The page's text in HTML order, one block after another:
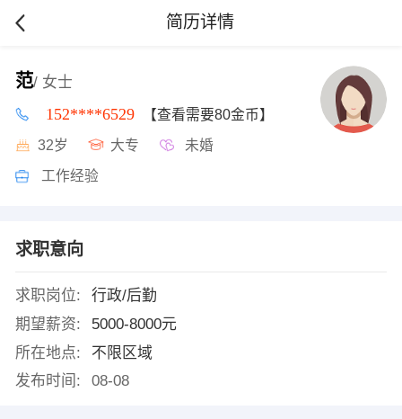
简历详情
范/ 女士
152****6529 【查看需要80金币】
32岁 大专 未婚
工作经验
求职意向
求职岗位:
行政/后勤
期望薪资:
5000-8000元
所在地点:
不限区域
发布时间:
08-08